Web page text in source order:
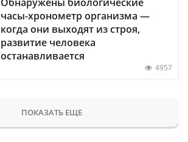
часы-хронометр организма —
когда они выходят из строя,
развитие человека
останавливается
4957
ПОКАЗАТЬ ЕЩЕ